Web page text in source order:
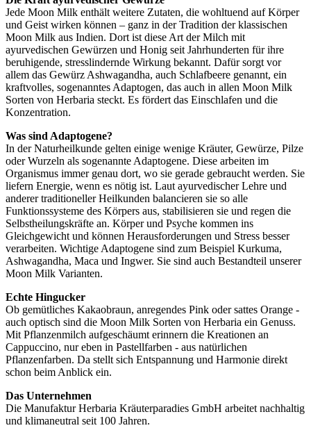
Jede Moon Milk enthält weitere Zutaten, die wohltuend auf Körper
und Geist wirken können – ganz in der Tradition der klassischen
Moon Milk aus Indien. Dort ist diese Art der Milch mit
ayurvedischen Gewürzen und Honig seit Jahrhunderten für ihre
beruhigende, stresslindernde Wirkung bekannt. Dafür sorgt vor
allem das Gewürz Ashwagandha, auch Schlafbeere genannt, ein
kraftvolles, sogenanntes Adaptogen, das auch in allen Moon Milk
Sorten von Herbaria steckt. Es fördert das Einschlafen und die
Konzentration.
Was sind Adaptogene?
In der Naturheilkunde gelten einige wenige Kräuter, Gewürze, Pilze
oder Wurzeln als sogenannte Adaptogene. Diese arbeiten im
Organismus immer genau dort, wo sie gerade gebraucht werden. Sie
liefern Energie, wenn es nötig ist. Laut ayurvedischer Lehre und
anderer traditioneller Heilkunden balancieren sie so alle
Funktionssysteme des Körpers aus, stabilisieren sie und regen die
Selbstheilungskräfte an. Körper und Psyche kommen ins
Gleichgewicht und können Herausforderungen und Stress besser
verarbeiten. Wichtige Adaptogene sind zum Beispiel Kurkuma,
Ashwagandha, Maca und Ingwer. Sie sind auch Bestandteil unserer
Moon Milk Varianten.
Echte Hingucker
Ob gemütliches Kakaobraun, anregendes Pink oder sattes Orange -
auch optisch sind die Moon Milk Sorten von Herbaria ein Genuss.
Mit Pflanzenmilch aufgeschäumt erinnern die Kreationen an
Cappuccino, nur eben in Pastellfarben - aus natürlichen
Pflanzenfarben. Da stellt sich Entspannung und Harmonie direkt
schon beim Anblick ein.
Das Unternehmen
Die Manufaktur Herbaria Kräuterparadies GmbH arbeitet nachhaltig
und klimaneutral seit 100 Jahren.